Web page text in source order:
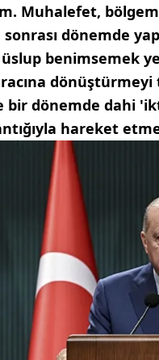
Muhalefet,
sonrası dönemde
benimsemek
dönüştürmeyi
bir dönemde dahi
hareket